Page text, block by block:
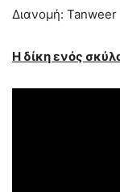
Διανομή: Tanweer
Η δίκη ενός